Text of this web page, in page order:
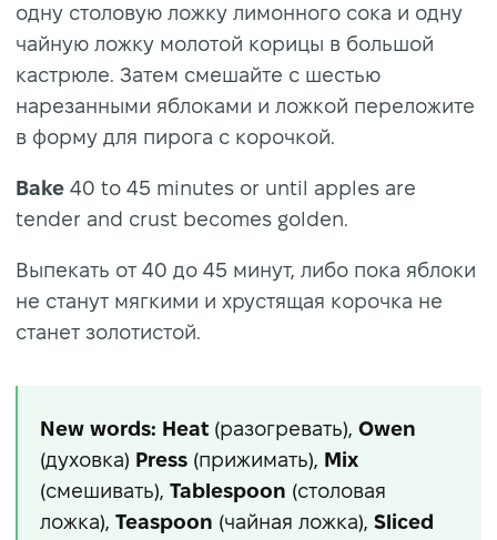
одну столовую ложку лимонного сока и одну
чайную ложку молотой корицы в большой
кастрюле. Затем смешайте с шестью
нарезанными яблоками и ложкой переложите
в форму для пирога с корочкой.
Bake 40 to 45 minutes or until apples are
tender and crust becomes golden.
Выпекать от 40 до 45 минут, либо пока яблоки
не станут мягкими и хрустящая корочка не
станет золотистой.
New words: Heat (разогревать), Owen
(духовка) Press (прижимать), Mix
(смешивать), Tablespoon (столовая
ложка), Teaspoon (чайная ложка), Sliced